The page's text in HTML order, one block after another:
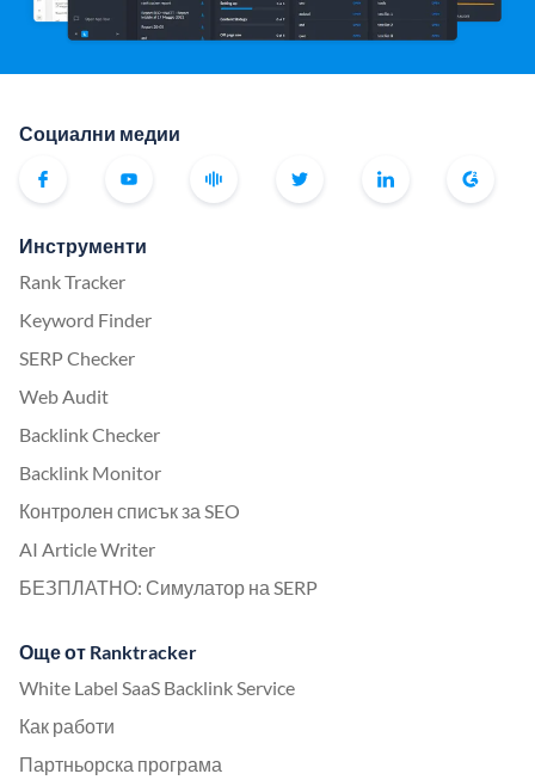
Социални медии
Инструменти
Rank Tracker
Keyword Finder
SERP Checker
Web Audit
Backlink Checker
Backlink Monitor
Контролен списък за SEO
AI Article Writer
БЕЗПЛАТНО: Симулатор на SERP
Още от Ranktracker
White Label SaaS Backlink Service
Как работи
Партньорска програма